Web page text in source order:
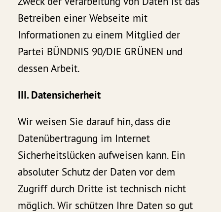
Betreiben einer Webseite mit
Informationen zu einem Mitglied der
Partei BÜNDNIS 90/DIE GRÜNEN und
dessen Arbeit.
III. Datensicherheit
Wir weisen Sie darauf hin, dass die
Datenübertragung im Internet
Sicherheitslücken aufweisen kann. Ein
absoluter Schutz der Daten vor dem
Zugriff durch Dritte ist technisch nicht
möglich. Wir schützen Ihre Daten so gut